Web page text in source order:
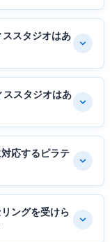
スタジオはあ
ススタジオはあ
応するピラテ
ングを受けら